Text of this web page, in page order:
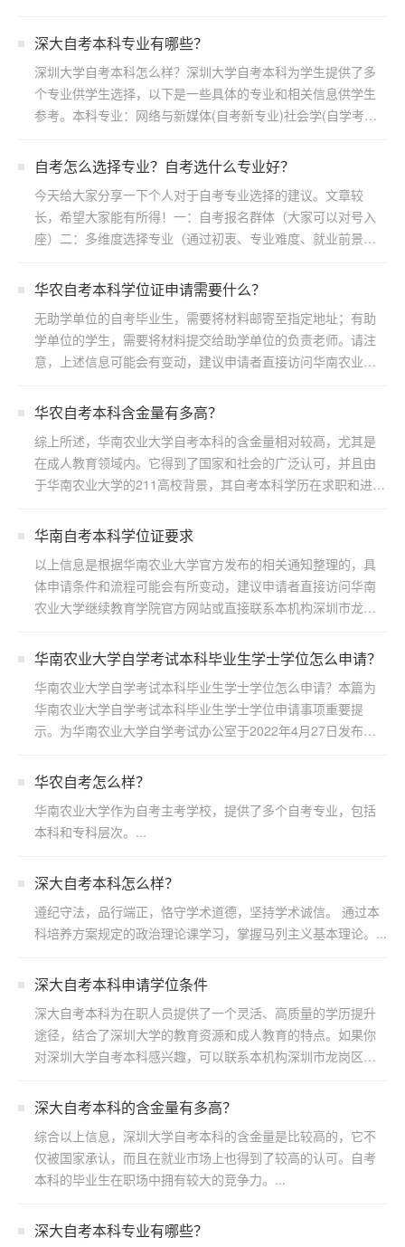
深大自考本科专业有哪些？
深圳大学自考本科怎么样？深圳大学自考本科为学生提供了多
个专业供学生选择，以下是一些具体的专业和相关信息供学生
参考。本科专业：网络与新媒体(自考新专业)社会学(自学考
自考怎么选择专业？自考选什么专业好？
今天给大家分享一下个人对于自考专业选择的建议。文章较
长，希望大家能有所得！一：自考报名群体（大家可以对号入
座）二：多维度选择专业（通过初衷、专业难度、就业前景方
华农自考本科学位证申请需要什么？
无助学单位的自考毕业生，需要将材料邮寄至指定地址；有助
学单位的学生，需要将材料提交给助学单位的负责老师。请注
意，上述信息可能会有变动，建议申请者直接访问华南农业大
华农自考本科含金量有多高？
综上所述，华南农业大学自考本科的含金量相对较高，尤其是
在成人教育领域内。它得到了国家和社会的广泛认可，并且由
于华南农业大学的211高校背景，其自考本科学历在求职和进一
华南自考本科学位证要求
以上信息是根据华南农业大学官方发布的相关通知整理的，具
体申请条件和流程可能会有所变动，建议申请者直接访问华南
农业大学继续教育学院官方网站或直接联系本机构深圳市龙岗
华南农业大学自学考试本科毕业生学士学位怎么申请？
华南农业大学自学考试本科毕业生学士学位怎么申请？本篇为
华南农业大学自学考试本科毕业生学士学位申请事项重要提
示。为华南农业大学自学考试办公室于2022年4月27日发布，
华农自考怎么样？
华南农业大学作为自考主考学校，提供了多个自考专业，包括
本科和专科层次。...
深大自考本科怎么样？
遵纪守法，品行端正，恪守学术道德，坚持学术诚信。 通过本
科培养方案规定的政治理论课学习，掌握马列主义基本理论。...
深大自考本科申请学位条件
深大自考本科为在职人员提供了一个灵活、高质量的学历提升
途径，结合了深圳大学的教育资源和成人教育的特点。如果你
对深圳大学自考本科感兴趣，可以联系本机构深圳市龙岗区浩
​深大自考本科的含金量有多高？
综合以上信息，深圳大学自考本科的含金量是比较高的，它不
仅被国家承认，而且在就业市场上也得到了较高的认可。自考
本科的毕业生在职场中拥有较大的竞争力。...
深大自考本科专业有哪些？